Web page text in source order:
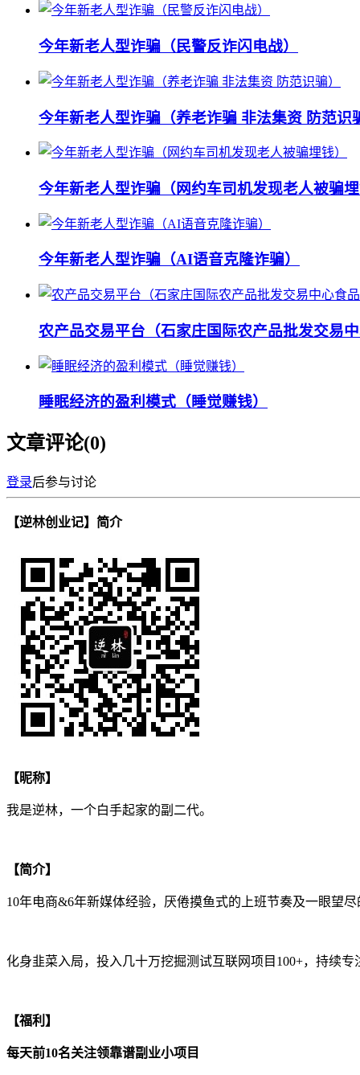
今年新老人型诈骗（民警反诈闪电战）
今年新老人型诈骗（养老诈骗 非法集资 防范识
今年新老人型诈骗（网约车司机发现老人被骗埋
今年新老人型诈骗（AI语音克隆诈骗）
农产品交易平台（石家庄国际农产品批发交易中
睡眠经济的盈利模式（睡觉赚钱）
文章评论(0)
登录后参与讨论
【逆林创业记】简介
【昵称】
我是逆林，一个白手起家的副二代。
【简介】
10年电商&6年新媒体经验，厌倦摸鱼式的上班节奏及一眼望
化身韭菜入局，投入几十万挖掘测试互联网项目100+，持续
【福利】
每天前10名关注领靠谱副业小项目